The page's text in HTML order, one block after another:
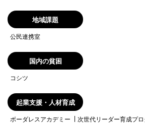
地域課題
公民連携室
国内の貧困
コシツ
起業支援・人材育成
ボーダレスアカデミー 次世代リーダー育成プロ